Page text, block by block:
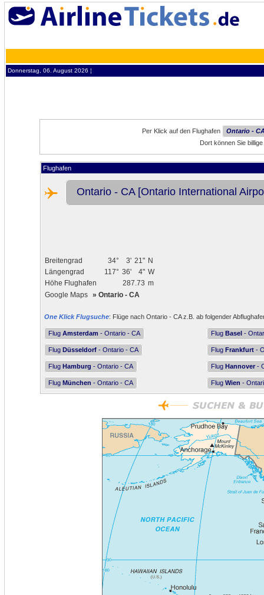
Donnerstag, 06. August 2026 ¦
Per Klick auf den Flughafen
Ontario -
Dort können Sie
Flughafen
Ontario - CA [Ontario International
Breitengrad 34° 3' 21" N
Längengrad
117° 36' 4" W
Höhe Flughafen
287.73 m
Google Maps » Ontario - CA
One Klick Flugsuche: Flüge nach Ontario - CA z.B. ab folgender
Flug Amsterdam - Ontario - CA Flug Basel -
Flug Düsseldorf - Ontario - CA Flug Frankfurt -
Flug Hamburg - Ontario - CA Flug Hannover -
Flug München - Ontario - CA Flug Wien -